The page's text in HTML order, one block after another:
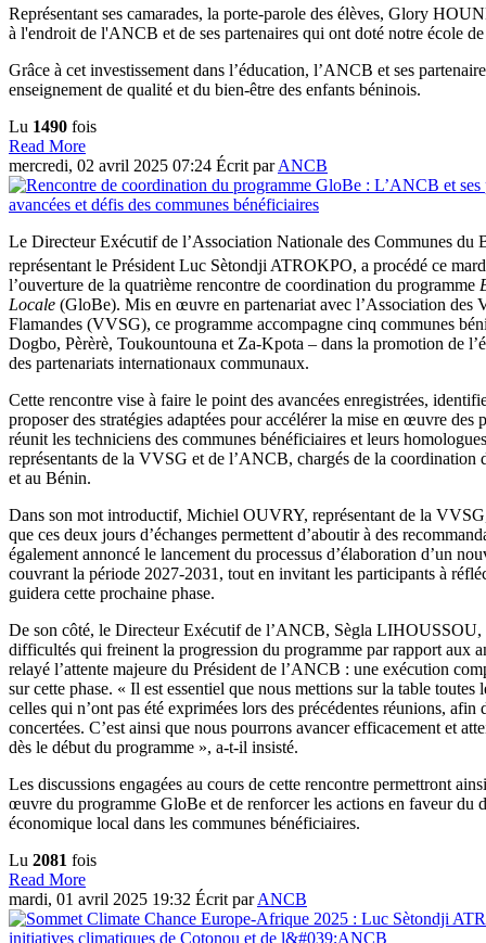
Représentant ses camarades, la porte-parole des élèves, Glory
à l'endroit de l'ANCB et de ses partenaires qui ont doté notre école
Grâce à cet investissement dans l’éducation, l’ANCB et ses
enseignement de qualité et du bien-être des enfants béninois.
Lu 1490 fois
Read More
mercredi, 02 avril 2025 07:24 Écrit parANCB
Le Directeur Exécutif de l’Association Nationale des Communes
représentant le Président Luc Sètondji ATROKPO, a procédé ce
l’ouverture de la quatrième rencontre de coordination du programme
Locale (GloBe). Mis en œuvre en partenariat avec l’Association des
Flamandes (VVSG), ce programme accompagne cinq communes
Dogbo, Pèrèrè, Toukountouna et Za-Kpota – dans la promotion de
des partenariats internationaux communaux.
Cette rencontre vise à faire le point des avancées enregistrées,
proposer des stratégies adaptées pour accélérer la mise en œuvre des
réunit les techniciens des communes bénéficiaires et leurs
représentants de la VVSG et de l’ANCB, chargés de la coordination
et au Bénin.
Dans son mot introductif, Michiel OUVRY, représentant de la
que ces deux jours d’échanges permettent d’aboutir à des
également annoncé le lancement du processus d’élaboration d’un
couvrant la période 2027-2031, tout en invitant les participants à
guidera cette prochaine phase.
De son côté, le Directeur Exécutif de l’ANCB, Sègla LIHOUSSOU,
difficultés qui freinent la progression du programme par rapport aux
relayé l’attente majeure du Président de l’ANCB : une exécution
sur cette phase. « Il est essentiel que nous mettions sur la table
celles qui n’ont pas été exprimées lors des précédentes réunions, afin
concertées. C’est ainsi que nous pourrons avancer efficacement et
dès le début du programme », a-t-il insisté.
Les discussions engagées au cours de cette rencontre permettront
œuvre du programme GloBe et de renforcer les actions en faveur du
économique local dans les communes bénéficiaires.
Lu 2081 fois
Read More
mardi, 01 avril 2025 19:32 Écrit parANCB